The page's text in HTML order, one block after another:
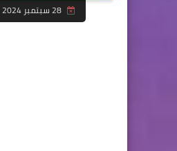
28 سبتمبر 2024